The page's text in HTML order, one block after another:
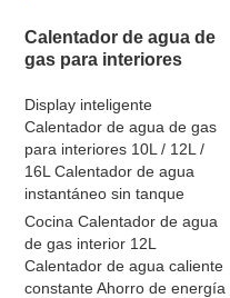
Calentador de agua de
gas para interiores
Display inteligente
Calentador de agua de gas
para interiores 10L / 12L /
16L Calentador de agua
instantáneo sin tanque
Cocina Calentador de agua
de gas interior 12L
Calentador de agua caliente
constante Ahorro de energía